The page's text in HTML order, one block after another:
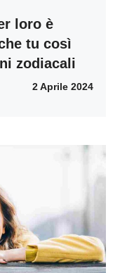
loro è
tu così
zodiacali
2 Aprile 2024